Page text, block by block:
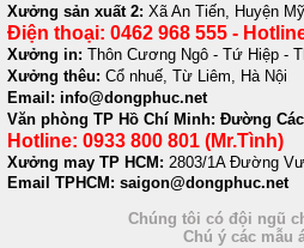
Xưởng sản xuất 2: Xã An Tiến, Huyện
Điện thoại: 0462 968 555 -
Xưởng in: Thôn Cương Ngô - Tứ Hiệp -
Xưởng thêu: Cổ nhuế, Từ Liêm, Hà Nội
Email: info@dongphuc.net
Văn phòng TP Hồ Chí Minh: Đường
Hotline: 0933 800 801 (Mr.Tình)
Xưởng may TP HCM: 2803/1A Đường
Email TPHCM: saigon@dongphuc.net
Chúng tôi có đội ngũ
Chú ý các mẫu